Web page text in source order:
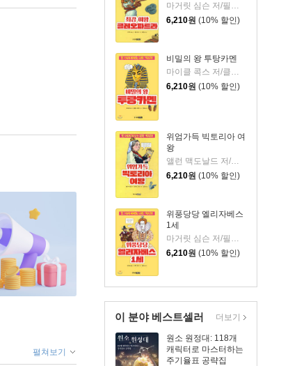
6,210원 (10% 할인)
비밀의 왕 투탕카멘
마이클 콕스 저/클리브 고다드 그림/위문숙 역
6,210원 (10% 할인)
위엄가득 빅토리아 여
왕
6,210원 (10% 할인)
위풍당당 엘리자베스
1세
마거릿 심슨 저/필립 리브 그림/김은숙 역
6,210원 (10% 할인)
이 분야 베스트셀러
원소 원정대: 118개
캐릭터로 마스터하는
주기율표 공략집
더보기
펼쳐보기